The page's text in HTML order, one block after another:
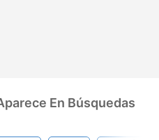
En Búsquedas